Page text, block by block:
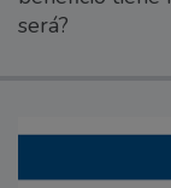
será?